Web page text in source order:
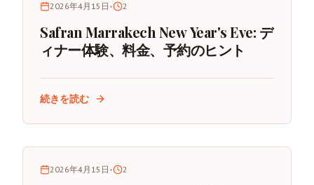
2026年4月15日 • 2
Safran Marrakech New Year's Eve: デ
ィナー体験、料金、予約のヒント
続きを読む
2026年4月15日 • 2